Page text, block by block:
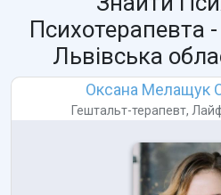
Психотерапевта -
Львівська
Оксана Мелащук
Гештальт-терапевт,